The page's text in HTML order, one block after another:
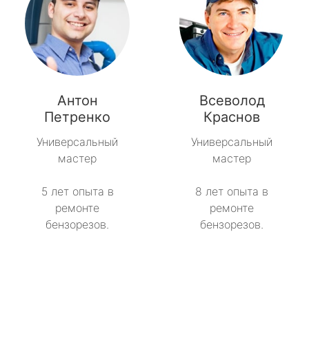
Антон
Петренко
Универсальный
мастер
5 лет опыта в
ремонте
бензорезов.
Всеволод
Краснов
Универсальный
мастер
8 лет опыта в
ремонте
бензорезов.